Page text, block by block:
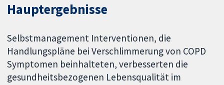
Hauptergebnisse
Selbstmanagement Interventionen, die
Handlungspläne bei Verschlimmerung von COPD
Symptomen beinhalteten, verbesserten die
gesundheitsbezogenen Lebensqualität im